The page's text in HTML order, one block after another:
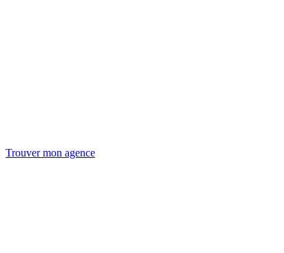
Trouver mon agence